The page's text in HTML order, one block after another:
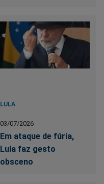
LULA
03/07/2026
Em ataque de fúria,
Lula faz gesto
obsceno